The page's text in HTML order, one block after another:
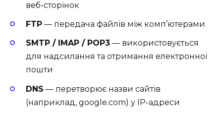
веб-сторінок
FTP — передача файлів між комп’ютерами
SMTP / IMAP / POP3 — використовується
для надсилання та отримання електронної
пошти
DNS — перетворює назви сайтів
(наприклад, google.com) у IP-адреси